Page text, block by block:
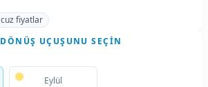
fiyatlar
UÇUŞUNU SEÇIN
Eylül